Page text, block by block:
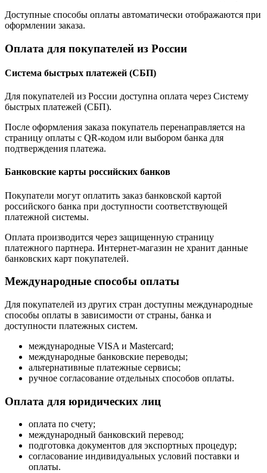
Доступные способы оплаты автоматически отображаются при
оформлении заказа.
Оплата для покупателей из России
Система быстрых платежей (СБП)
Для покупателей из России доступна оплата через Систему
быстрых платежей (СБП).
После оформления заказа покупатель перенаправляется на
страницу оплаты с QR-кодом или выбором банка для
подтверждения платежа.
Банковские карты российских банков
Покупатели могут оплатить заказ банковской картой
российского банка при доступности соответствующей
платежной системы.
Оплата производится через защищенную страницу
платежного партнера. Интернет-магазин не хранит данные
банковских карт покупателей.
Международные способы оплаты
Для покупателей из других стран доступны международные
способы оплаты в зависимости от страны, банка и
доступности платежных систем.
международные VISA и Mastercard;
международные банковские переводы;
альтернативные платежные сервисы;
ручное согласование отдельных способов оплаты.
Оплата для юридических лиц
оплата по счету;
международный банковский перевод;
подготовка документов для экспортных процедур;
согласование индивидуальных условий поставки и
оплаты.